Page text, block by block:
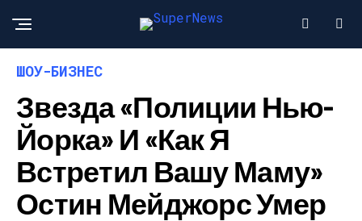
ШОУ-БИЗНЕС
Звезда «Полиции Нью-
Йорка» И «Как Я
Встретил Вашу Маму»
Остин Мейджорс Умер